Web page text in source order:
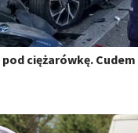
ciężarówkę.